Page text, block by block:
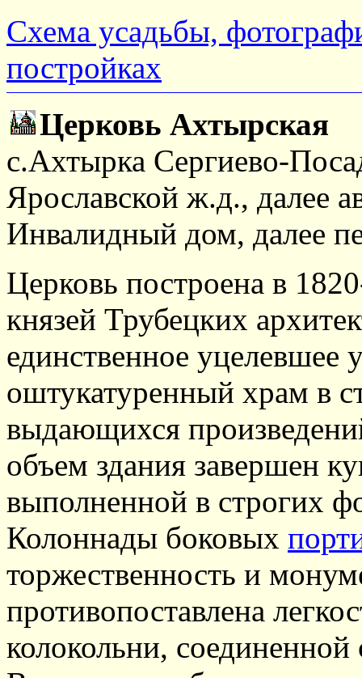
Схема усадьбы,
постройках
Церковь Ахтырская
с.Ахтырка Сергиево-
Ярославской ж.д., далее
Инвалидный дом, далее
Церковь построена в
князей Трубецких
единственное уцелевшее
оштукатуренный храм в
выдающихся
объем здания завершен
выполненной в строгих
Колоннады боковых
торжественность и
противопоставлена
колокольни,